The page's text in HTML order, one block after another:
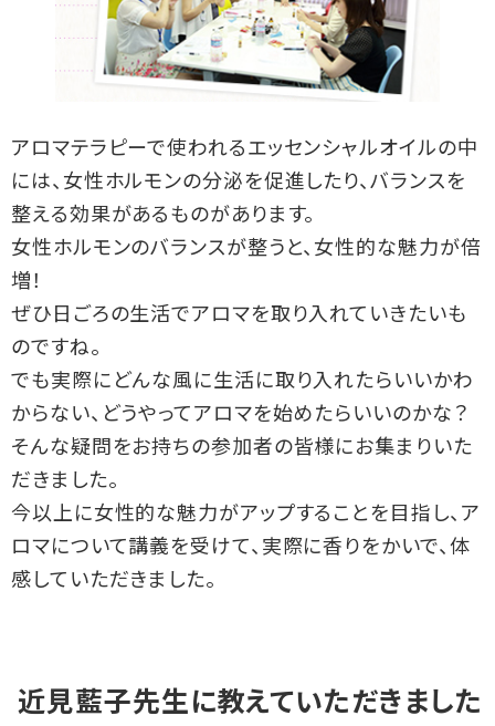
アロマテラピーで使われるエッセンシャルオイルの中
には、女性ホルモンの分泌を促進したり、バランスを
整える効果があるものがあります。
女性ホルモンのバランスが整うと、女性的な魅力が倍
増！
ぜひ日ごろの生活でアロマを取り入れていきたいも
のですね。
でも実際にどんな風に生活に取り入れたらいいかわ
からない、どうやってアロマを始めたらいいのかな？
そんな疑問をお持ちの参加者の皆様にお集まりいた
だきました。
今以上に女性的な魅力がアップすることを目指し、ア
ロマについて講義を受けて、実際に香りをかいで、体
感していただきました。
近見藍子先生に教えていただきました